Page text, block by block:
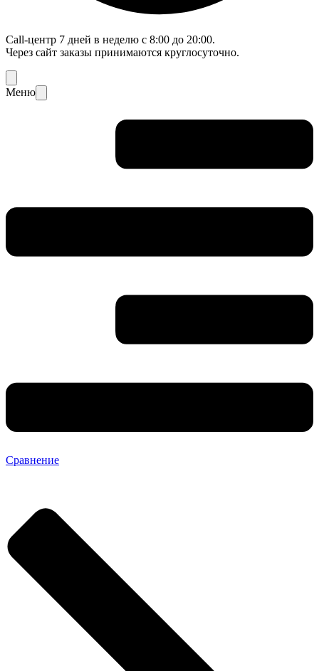
Call-центр 7 дней в неделю с 8:00 до 20:00.
Через сайт заказы принимаются круглосуточно.
Меню
Сравнение